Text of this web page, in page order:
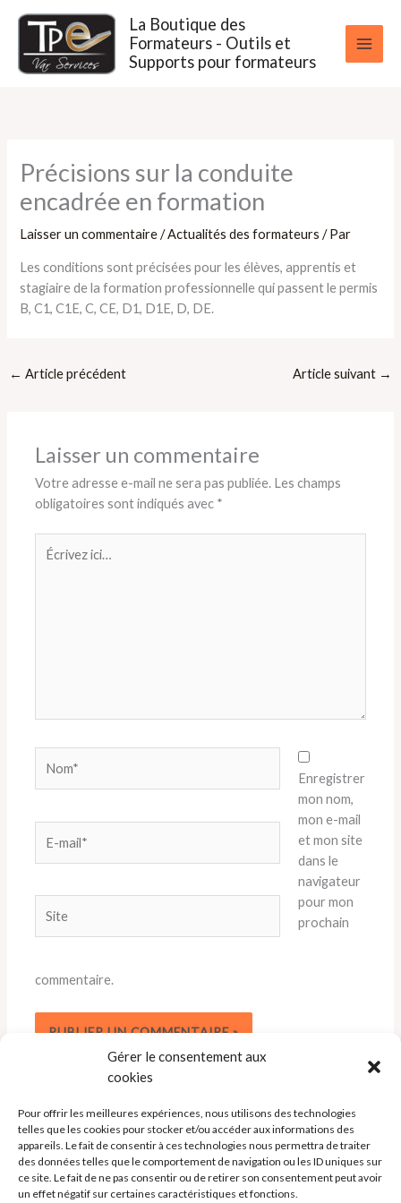
Gérer le consentement aux
cookies
Pour offrir les meilleures expériences, nous utilisons des technologies
telles que les cookies pour stocker et/ou accéder aux informations des
appareils. Le fait de consentir à ces technologies nous permettra de traiter
des données telles que le comportement de navigation ou les ID uniques sur
ce site. Le fait de ne pas consentir ou de retirer son consentement peut avoir
un effet négatif sur certaines caractéristiques et fonctions.
contenu
La Boutique des
Formateurs - Outils et
Supports pour formateurs
Précisions sur la conduite
encadrée en formation
Laisser un commentaire /Actualités des formateurs / Par
Les conditions sont précisées pour les élèves, apprentis et
stagiaire de la formation professionnelle qui passent le permis
B, C1, C1E, C, CE, D1, D1E, D, DE.
← Article précédent Article suivant →
Laisser un commentaire
Votre adresse e-mail ne sera pas publiée. Les champs
obligatoires sont indiqués avec *
ici…
mail*
Enregistrer
mon nom,
mon e-mail
et mon site
dans le
navigateur
pour mon
prochain
commentaire.